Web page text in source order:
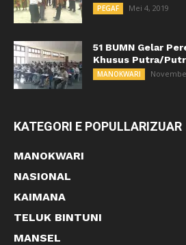
PEGAF Mei 4, 2019
51 BUMN Gelar
Khusus Putra/
MANOKWARI
KATEGORI E POPULLARIZUAR
MANOKWARI
NASIONAL
KAIMANA
TELUK BINTUNI
MANSEL